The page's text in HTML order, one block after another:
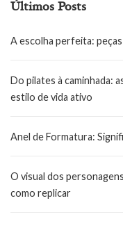
Últimos Posts
A escolha perfeita:
Do pilates à caminhada:
estilo de vida ativo
Anel de Formatura:
O visual dos
como replicar